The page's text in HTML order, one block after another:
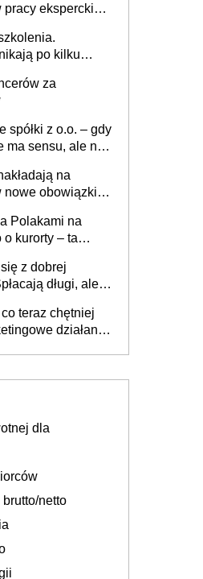
eksperckiej -
po kilku
za
spółki z o.o. – gdy
ma sensu, ale nie
na
nowe obowiązki w
Polakami na
kurorty – ta
po cichu
z dobrej
długi, ale
teraz chętniej
działania
dla
netto